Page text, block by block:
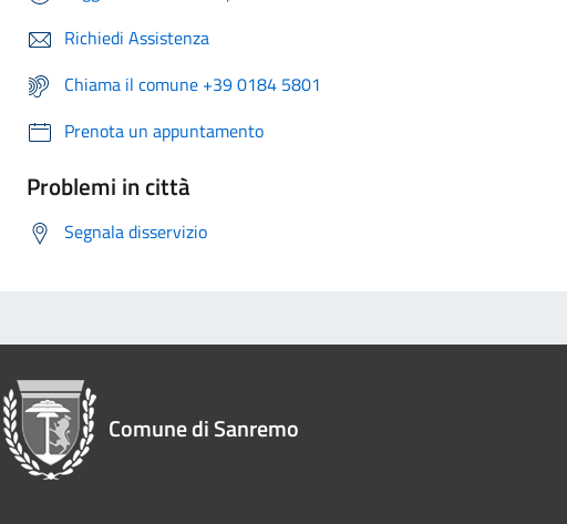
Richiedi Assistenza
Chiama il comune +39 0184 5801
Prenota un appuntamento
Problemi in città
Segnala disservizio
Comune di Sanremo